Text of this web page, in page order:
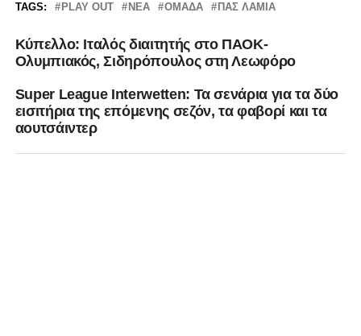
TAGS: PLAY OUT ΝΈΑ ΟΜΆΔΑ ΠΑΣ ΛΑΜΙΑ
Κύπελλο: Ιταλός διαιτητής στο ΠΑΟΚ-
Ολυμπιακός, Σιδηρόπουλος στη Λεωφόρο
Super League Interwetten: Τα σενάρια για τα δύο
εισιτήρια της επόμενης σεζόν, τα φαβορί και τα
αουτσάιντερ